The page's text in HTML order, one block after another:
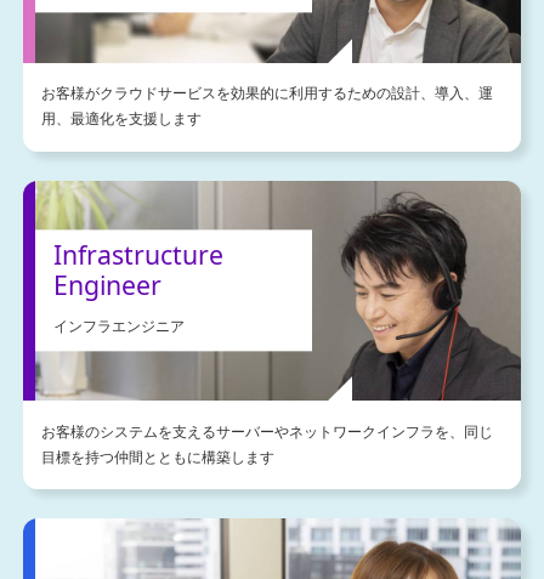
お客様がクラウドサービスを効果的に利用するための設計、導入、運
用、最適化を支援します
Infrastructure
Engineer
インフラエンジニア
お客様のシステムを支えるサーバーやネットワークインフラを、同じ
目標を持つ仲間とともに構築します